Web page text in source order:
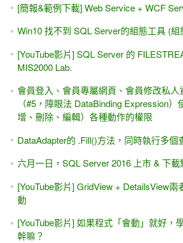
[簡報&範例下載] Web Service + WCF
Win10 找不到 SQL Server的組態工具 (
[YouTube影片] SQL Server 的
MIS2000 Lab.
會員登入、會員專屬網頁、會員修改私人
（#5，障眼法 DataBinding Expression
增、刪除、編輯）各種動作的權限
DataAdapter的 .Fill()方法，同時執行多個
六月一日，SQL Server 2016 上市 & 下載
[YouTube影片] GridView + DetailsView
動
[YouTube影片] 如果程式「會動」就好，
幹嘛？